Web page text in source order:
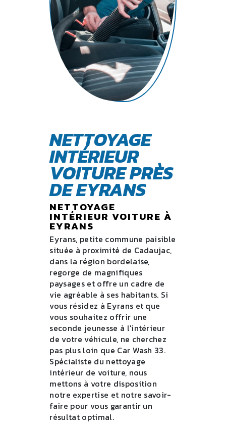
NETTOYAGE
INTÉRIEUR
VOITURE PRÈS
DE EYRANS
NETTOYAGE
INTÉRIEUR VOITURE À
EYRANS
Eyrans, petite commune paisible
située à proximité de Cadaujac,
dans la région bordelaise,
regorge de magnifiques
paysages et offre un cadre de
vie agréable à ses habitants. Si
vous résidez à Eyrans et que
vous souhaitez offrir une
seconde jeunesse à l'intérieur
de votre véhicule, ne cherchez
pas plus loin que Car Wash 33.
Spécialiste du nettoyage
intérieur de voiture, nous
mettons à votre disposition
notre expertise et notre savoir-
faire pour vous garantir un
résultat optimal.